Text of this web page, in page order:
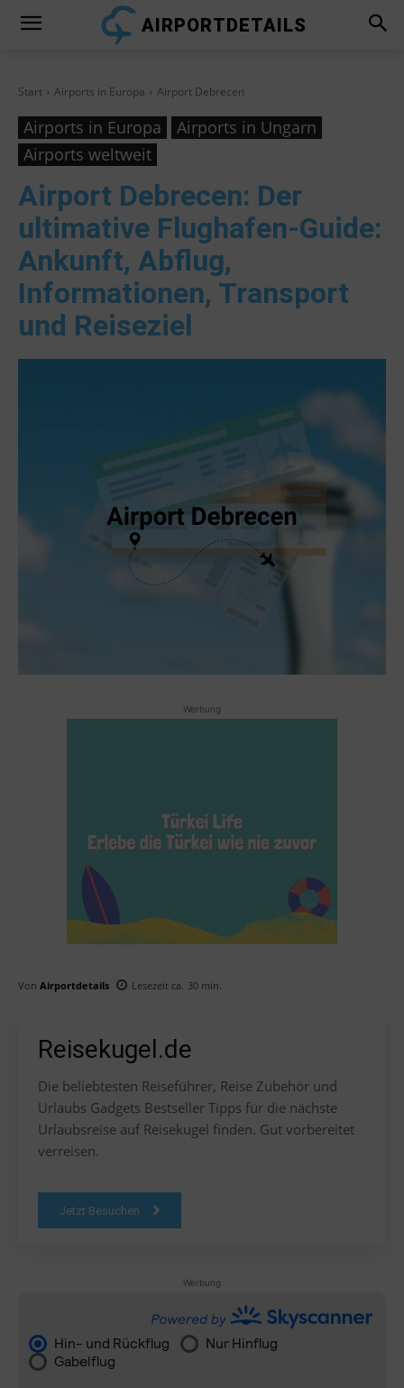
AIRPORTDETAILS
Start Airports in Europa Airport Debrecen
Airports in Europa
Airports in Ungarn
Airports weltweit
Airport Debrecen: Der
ultimative Flughafen-Guide:
Ankunft, Abflug,
Informationen, Transport
und Reiseziel
Werbung
Von Airportdetails Lesezeit ca. 30 min.
Reisekugel.de
Die beliebtesten Reiseführer, Reise Zubehör und
Urlaubs Gadgets Bestseller Tipps für die nächste
Urlaubsreise auf Reisekugel finden. Gut vorbereitet
verreisen.
Jetzt Besuchen
Werbung